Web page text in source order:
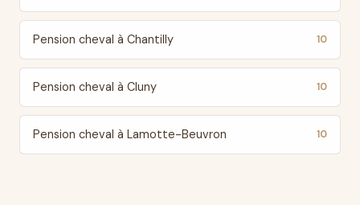
Pension cheval à Chantilly 10
Pension cheval à Cluny 10
Pension cheval à Lamotte-Beuvron 10